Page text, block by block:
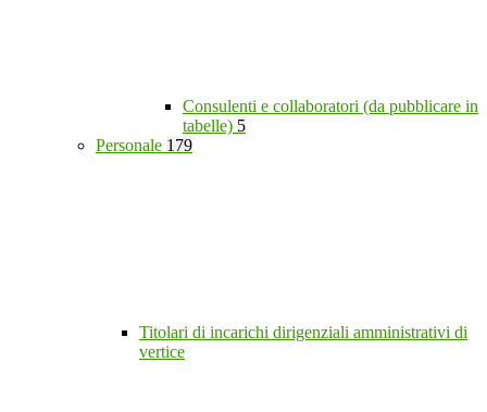
Consulenti e collaboratori (da pubblicare in
tabelle) 5
Personale 179
Titolari di incarichi dirigenziali amministrativi di
vertice